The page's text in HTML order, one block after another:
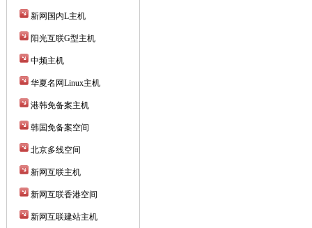
新网国内L主机
阳光互联G型主机
中频主机
华夏名网Linux主机
港韩免备案主机
韩国免备案空间
北京多线空间
新网互联主机
新网互联香港空间
新网互联建站主机